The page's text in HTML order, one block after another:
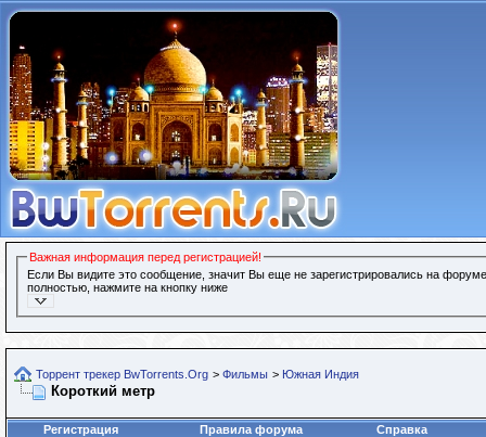
Важная информация перед регистрацией!
Если Вы видите это сообщение, значит Вы еще не зарегистрировались на
полностью, нажмите на кнопку ниже
Торрент трекер BwTorrents.Org > Фильмы > Южная Индия
Короткий метр
Регистрация Правила форума Справка